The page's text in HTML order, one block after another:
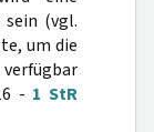
sein (vgl.
um die
- 1 StR